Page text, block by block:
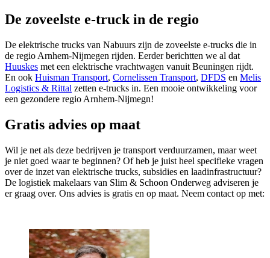
De zoveelste e-truck in de regio
De elektrische trucks van Nabuurs zijn de zoveelste e-trucks die in
de regio Arnhem-Nijmegen rijden. Eerder berichtten we al dat
Huuskes met een elektrische vrachtwagen vanuit Beuningen rijdt.
En ook Huisman Transport, Cornelissen Transport, DFDS en Melis
Logistics & Rittal zetten e-trucks in. Een mooie ontwikkeling voor
een gezondere regio Arnhem-Nijmegn!
Gratis advies op maat
Wil je net als deze bedrijven je transport verduurzamen, maar weet
je niet goed waar te beginnen? Of heb je juist heel specifieke vragen
over de inzet van elektrische trucks, subsidies en laadinfrastructuur?
De logistiek makelaars van Slim & Schoon Onderweg adviseren je
er graag over. Ons advies is gratis en op maat. Neem contact op met: